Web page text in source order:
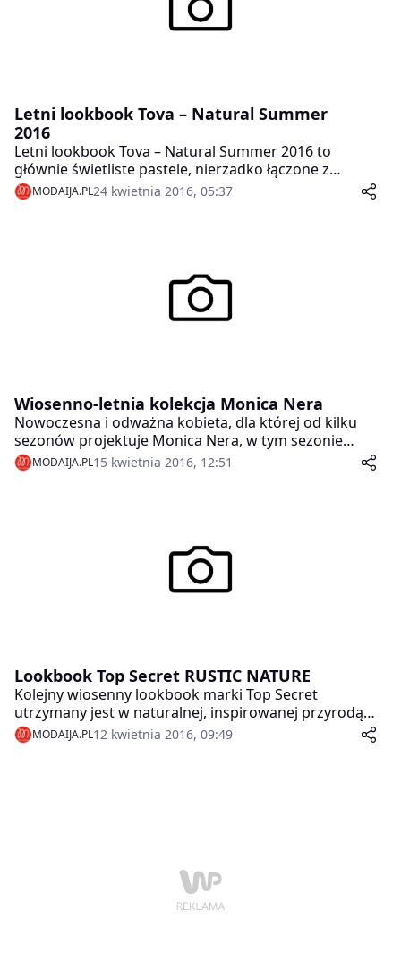
Letni lookbook Tova – Natural Summer
2016
Letni lookbook Tova – Natural Summer 2016 to
głównie świetliste pastele, nierzadko łączone z
mocnymi, intensywnymi barwami.
MODAIJA.PL24 kwietnia 2016, 05:37
Wiosenno-letnia kolekcja Monica Nera
Nowoczesna i odważna kobieta, dla której od kilku
sezonów projektuje Monica Nera, w tym sezonie
będzie mogła poczuć się lekko i dziewczęco. Modne
falbany, delikatne jedwabie, oversizowe rękawy i
MODAIJA.PL15 kwietnia 2016, 12:51
Lookbook Top Secret RUSTIC NATURE
Kolejny wiosenny lookbook marki Top Secret
utrzymany jest w naturalnej, inspirowanej przyrodą
kolorystyce. Błękity, granaty i kolory nieba, beże i
odcienie szarości to główna paleta barw.
MODAIJA.PL12 kwietnia 2016, 09:49